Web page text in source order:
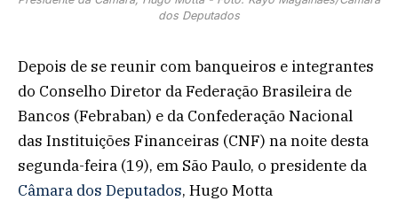
dos Deputados
Depois de se reunir com banqueiros e integrantes
do Conselho Diretor da Federação Brasileira de
Bancos (Febraban) e da Confederação Nacional
das Instituições Financeiras (CNF) na noite desta
segunda-feira (19), em São Paulo, o presidente da
Câmara dos Deputados, Hugo Motta